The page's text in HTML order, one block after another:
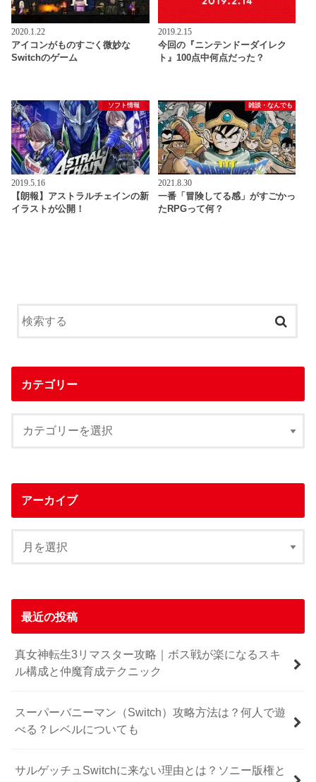
2020.1.22
アイコンがものすごく微妙な
Switchのゲーム
2019.2.15
今回の『ニンテンドーダイレク
ト』100点中何点だった？
ソフト情報
2019.5.16
【朗報】アストラルチェインの新
イラストが公開！
雑談・なんでも
2021.8.30
一番「冒険してる感」がすごかっ
たRPGって何？
カテゴリー
アーカイブ
最近の投稿
真女神転生3リマスター攻略｜ボス戦が楽になるスキ
ル構成と仲魔育成テクニック
スーパーバニーマン（Switch）攻略方法は？何人で遊
べる？レベルについても
サルゲッチュSwitchに来ない理由とは？ソニー版権と